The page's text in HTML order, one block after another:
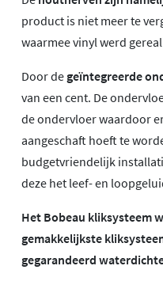
product is niet meer te
waarmee vinyl werd
Door de geïntegreerde
van een cent. De
de ondervloer waardoor
aangeschaft hoeft te
budgetvriendelijk
deze het leef- en
Het Bobeau kliksysteem
gemakkelijkste
gegarandeerd